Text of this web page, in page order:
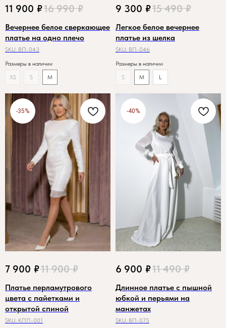
11 900 ₽16 990 ₽
Вечернее белое сверкающее
платье на одно плечо
SKU: ВП-043
Размеры в наличии
XS
S M
9 300 ₽15 490 ₽
Легкое белое вечернее
платье из шелка
SKU: ВП-046
Размеры в наличии
S
M L
-35%
7 900 ₽11 900 ₽
Платье перламутрового
цвета с пайетками и
открытой спиной
SKU: КПП-001
-40%
6 900 ₽11 490 ₽
Длинное платье с пышной
юбкой и перьями на
манжетах
SKU: ВП-075